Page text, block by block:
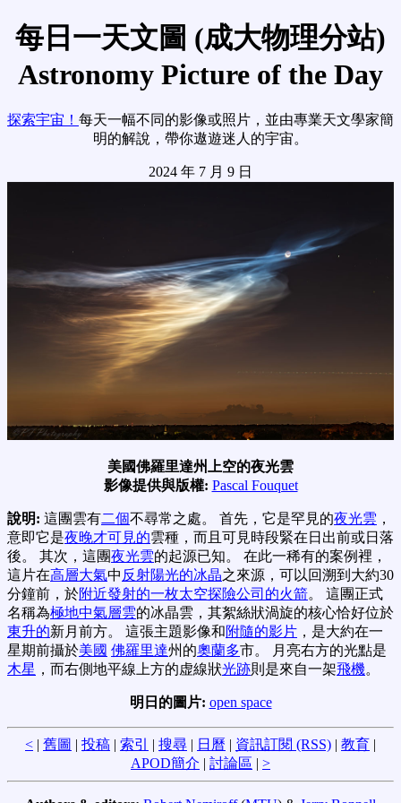
每日一天文圖 (成大物理分站)
Astronomy Picture of the Day
探索宇宙！ 每天一幅不同的影像或照片，並由專業天文學家簡
明的解說，帶你遨遊迷人的宇宙。
2024 年 7 月 9 日
美國佛羅里達州上空的夜光雲
影像提供與版權: Pascal Fouquet
說明: 這團雲有二個不尋常之處。 首先，它是罕見的夜光雲 ，
意即它是夜晚才可見的雲種，而且可見時段緊在日出前或日落
後。 其次，這團夜光雲的起源已知。 在此一稀有的案例裡，
這片在高層大氣中 反射陽光的冰晶之來源，可以回溯到大約30
分鐘前，於附近發射的一枚太空探險公司的火箭。 這團正式
名稱為極地中氣層雲的冰晶雲，其絮絲狀渦旋的核心恰好位於
東升的新月前方。 這張主題影像和附隨的影片 ，是大約在一
星期前攝於美國 佛羅里達州的奧蘭多市。 月亮右方的光點是
木星 ，而右側地平線上方的虚線狀光跡則是來自一架飛機。
明日的圖片: open space
< | 舊圖 | 投稿 | 索引 | 搜尋 | 日曆 | 資訊訂閱 (RSS) | 教育 |
APOD簡介 | 討論區 | >